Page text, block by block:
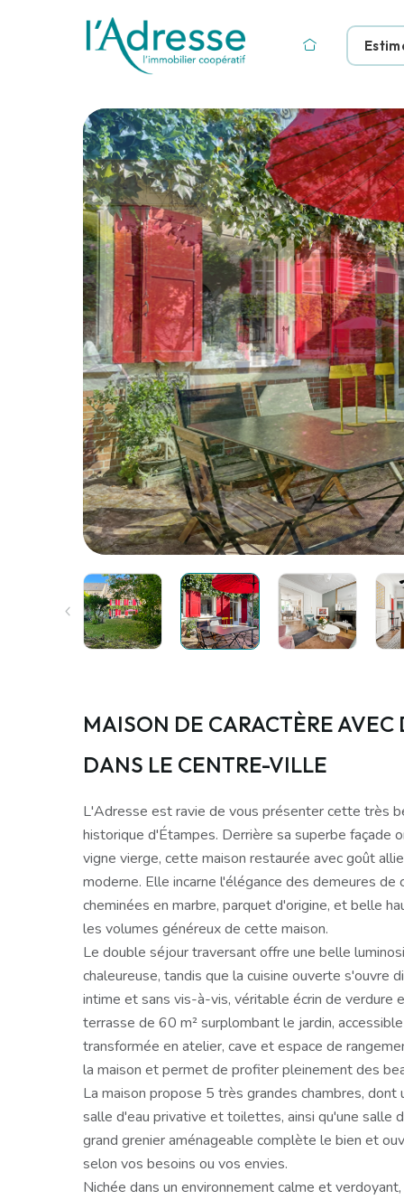
MAISON DE CARACTÈRE
DANS LE CENTRE-VILLE
L'Adresse est ravie de vous présenter cette très
historique d'Étampes. Derrière sa superbe façade
vigne vierge, cette maison restaurée avec goût
moderne. Elle incarne l'élégance des demeures de
cheminées en marbre, parquet d'origine, et belle
les volumes généreux de cette maison.
Le double séjour traversant offre une belle
chaleureuse, tandis que la cuisine ouverte s'ouvre
intime et sans vis-à-vis, véritable écrin de verdure
terrasse de 60 m² surplombant le jardin,
transformée en atelier, cave et espace de
la maison et permet de profiter pleinement des
La maison propose 5 très grandes chambres,
salle d'eau privative et toilettes, ainsi qu'une salle
grand grenier aménageable complète le bien et
selon vos besoins ou vos envies.
Nichée dans un environnement calme et